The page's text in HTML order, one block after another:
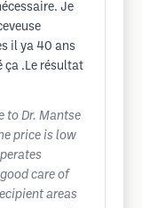
Je
il ya 40 ans
ça .Le résultat
to Dr. Mantse
price is low
care of
areas